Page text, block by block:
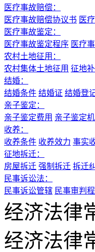
医疗事故赔偿：
医疗事故赔偿协议书 医
医疗事故鉴定：
医疗事故鉴定程序 医疗
农村土地征用：
农村集体土地征用 征地
结婚：
结婚条件 结婚证 结婚登
亲子鉴定：
亲子鉴定费用 亲子鉴定
收养：
收养条件 收养效力 事实
征地拆迁：
房屋拆迁 强制拆迁 拆迁
民事诉讼法：
民事诉讼管辖 民事审判
经济法律
经济法律